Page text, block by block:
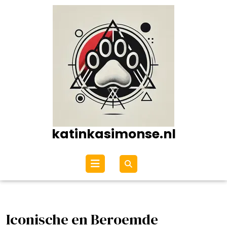
katinkasimonse.nl
Open
menu
Iconische en Beroemde